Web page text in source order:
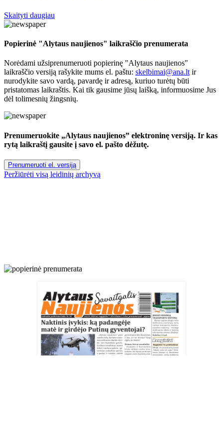
Skaityti daugiau
Popierinė "Alytaus naujienos" laikraščio prenumerata
Norėdami užsiprenumeruoti popierinę "Alytaus naujienos"
laikraščio versiją rašykite mums el. paštu: skelbimai@ana.lt ir
nurodykite savo vardą, pavardę ir adresą, kuriuo turėtų būti
pristatomas laikraštis. Kai tik gausime jūsų laišką, informuosime Jus
dėl tolimesnių žingsnių.
Prenumeruokite „Alytaus naujienos” elektroninę versiją. Ir kas
rytą laikraštį gausite į savo el. pašto dėžutę.
Prenumeruoti el. versiją
Peržiūrėti visą leidinių archyvą